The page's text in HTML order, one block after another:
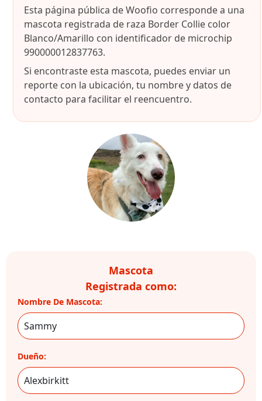
Esta página pública de Woofio corresponde a una
mascota registrada de raza Border Collie color
Blanco/Amarillo con identificador de microchip
990000012837763.
Si encontraste esta mascota, puedes enviar un
reporte con la ubicación, tu nombre y datos de
contacto para facilitar el reencuentro.
Mascota
Registrada como:
Nombre De Mascota:
Dueño: